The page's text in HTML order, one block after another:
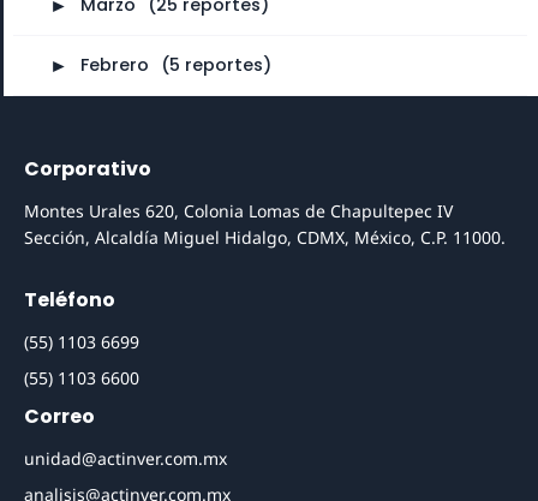
► Febrero (5 reportes)
Corporativo
Montes Urales 620, Colonia Lomas de Chapultepec IV
Sección, Alcaldía Miguel Hidalgo, CDMX, México, C.P. 11000.
Teléfono
(55) 1103 6699
(55) 1103 6600
Correo
unidad@actinver.com.mx
analisis@actinver.com.mx